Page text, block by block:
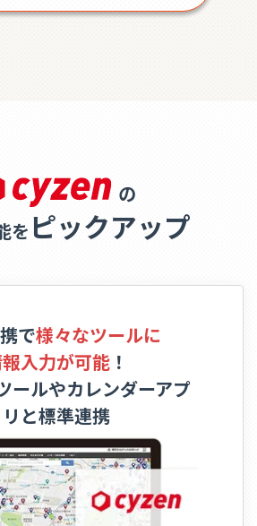
の
を ピックアップ
で様々なツールに
入力が可能 ！
ールやカレンダーアプ
リと標準連携